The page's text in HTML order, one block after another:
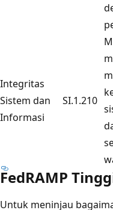
Integritas
Sistem dan
Informasi
SI.1.210
FedRAMP
Untuk meninjau